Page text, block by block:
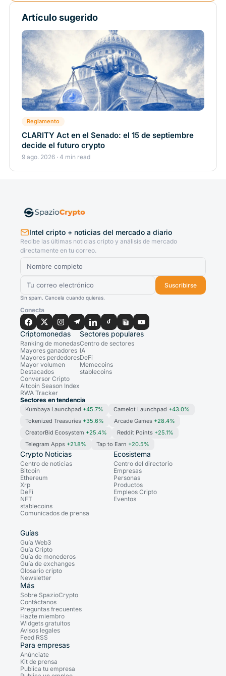
Artículo sugerido
Reglamento
CLARITY Act en el Senado: el 15 de septiembre
decide el futuro crypto
9 ago. 2026 · 4 min read
Intel cripto + noticias del mercado a diario
Recibe las últimas noticias cripto y análisis de mercado
directamente en tu correo.
Suscribirse
Sin spam. Cancela cuando quieras.
Conecta
Criptomonedas
Ranking de monedas
Mayores ganadores
Mayores perdedores
Mayor volumen
Destacados
Conversor Cripto
Altcoin Season Index
RWA Tracker
Sectores populares
Centro de sectores
IA
DeFi
Memecoins
stablecoins
Sectores en tendencia
Kumbaya Launchpad +45.7% Camelot Launchpad +43.0%
Tokenized Treasuries +35.6% Arcade Games +28.4%
CreatorBid Ecosystem +25.4% Reddit Points +25.1%
Telegram Apps +21.8% Tap to Earn +20.5%
Crypto Noticias
Centro de noticias
Bitcoin
Ethereum
Xrp
DeFi
NFT
stablecoins
Comunicados de prensa
Ecosistema
Centro del directorio
Empresas
Personas
Productos
Empleos Cripto
Eventos
Guías
Guía Web3
Guía Cripto
Guía de monederos
Guía de exchanges
Glosario cripto
Newsletter
Más
Sobre SpazioCrypto
Contáctanos
Preguntas frecuentes
Hazte miembro
Widgets gratuitos
Avisos legales
Feed RSS
Para empresas
Anúnciate
Kit de prensa
Publica tu empresa